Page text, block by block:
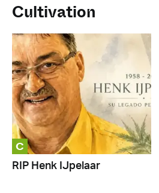
Cultivation
C
RIP Henk IJpelaar